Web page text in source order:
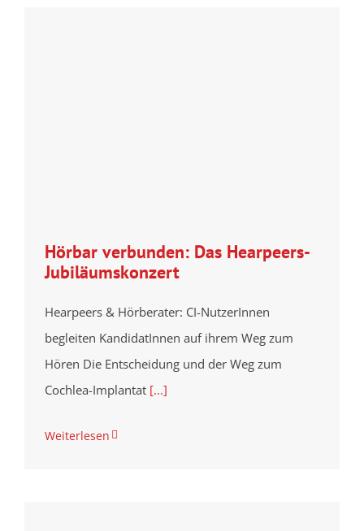
Hörbar verbunden: Das Hearpeers-
Jubiläumskonzert
Hearpeers & Hörberater: CI-NutzerInnen
begleiten KandidatInnen auf ihrem Weg zum
Hören Die Entscheidung und der Weg zum
Cochlea-Implantat[...]
Weiterlesen